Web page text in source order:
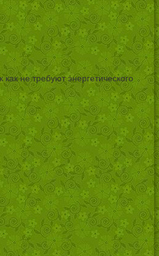
не требуют энергетического